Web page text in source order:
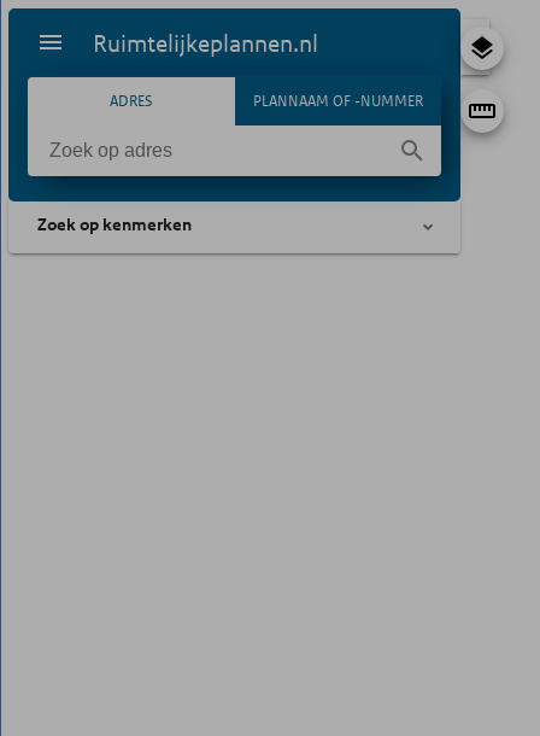
Ruimtelijkeplannen.nl
ADRES PLANNAAM OF -NUMMER
Zoek op kenmerken